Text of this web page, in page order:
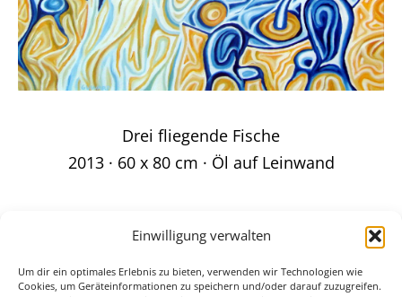
Einwilligung verwalten
Um dir ein optimales Erlebnis zu bieten, verwenden wir Technologien wie
Cookies, um Geräteinformationen zu speichern und/oder darauf zuzugreifen.
Drei fliegende Fische
2013 · 60 x 80 cm · Öl auf Leinwand